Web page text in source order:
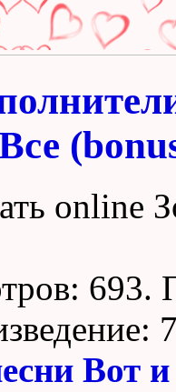
online
693.
Вот